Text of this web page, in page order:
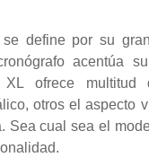
define por su
acentúa
XL ofrece multitud
otros el aspecto
Sea cual sea el